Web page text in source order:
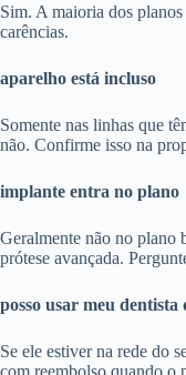
Sim. A maioria dos
carências.
aparelho está incluso
Somente nas linhas que
não. Confirme isso na
implante entra no plano
Geralmente não no plano
prótese avançada.
posso usar meu dentista
Se ele estiver na rede do
com reembolso quando o